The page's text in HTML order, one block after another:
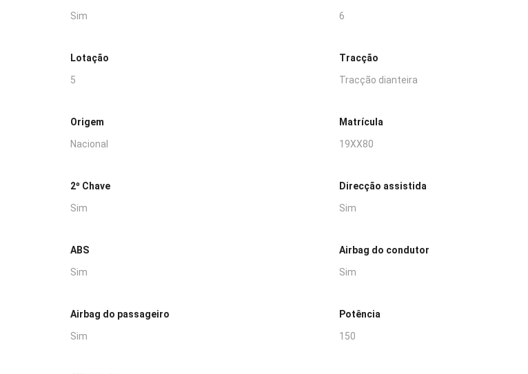
Sim
6
Lotação
5
Tracção
Tracção dianteira
Origem
Nacional
Matrícula
19XX80
2º Chave
Sim
Direcção assistida
Sim
ABS
Sim
Airbag do condutor
Sim
Airbag do passageiro
Sim
Potência
150